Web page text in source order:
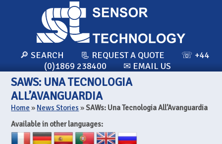
🔎 SEARCH 📃 REQUEST A QUOTE
☏ +44
(0)1869 238400
✉ EMAIL US
SAWS: UNA TECNOLOGIA
ALL’AVANGUARDIA
Home » News Stories »SAWs: Una Tecnologia All’Avanguardia
Available in other languages: